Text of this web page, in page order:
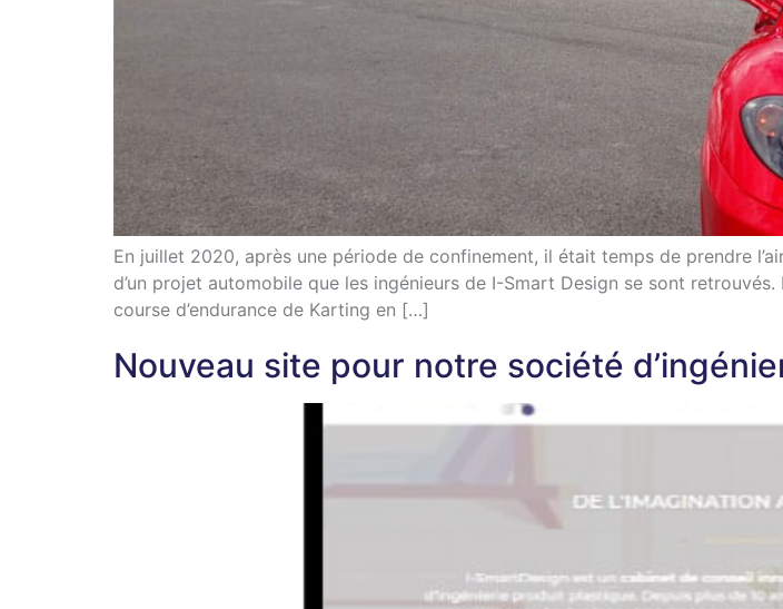
En juillet 2020, après une période de confinement, il était temps de prendre
d’un projet automobile que les ingénieurs de I-Smart Design se sont
course d’endurance de Karting en […]
Nouveau site pour notre société